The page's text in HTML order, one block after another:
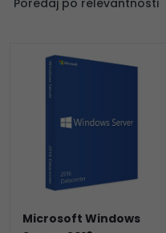
Microsoft Windows